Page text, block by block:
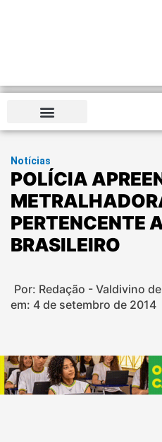
Notícias
POLÍCIA
PERTENCENTE
BRASILEIRO
Por: Redação - Valdivino
em: 4 de setembro de 2014